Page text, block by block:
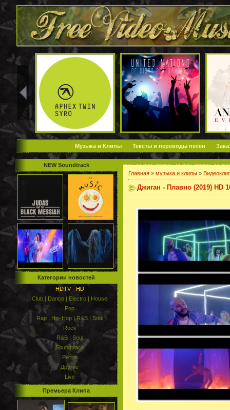
Музыка и Клипы Тексты и переводы песен
NEW Soundtrack
Категории новостей
HDTV - HD
Club | Dance | Electro | House
Pop
Rap | Hip-Hop | R&B | Soul
Rock
R&B | Soul
Soundtrack
Ретро
Другие
Live
Премьера Клипа
Главная » музыка и клипы »
Джиган - Плавно (2019) HD